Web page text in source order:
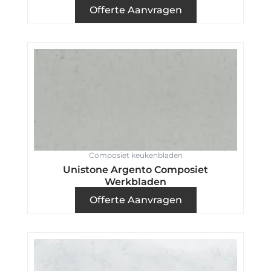
Offerte Aanvragen
Composiet keukenbladen
Unistone Argento Composiet
Werkbladen
Offerte Aanvragen